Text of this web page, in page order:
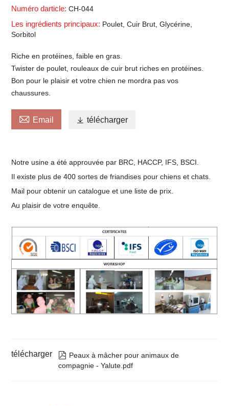
Numéro darticle:CH-044
Les ingrédients principaux: Poulet, Cuir Brut, Glycérine,
Sorbitol
Riche en protéines, faible en gras.
Twister de poulet, rouleaux de cuir brut riches en protéines.
Bon pour le plaisir et votre chien ne mordra pas vos
chaussures.
 Email  télécharger
Notre usine a été approuvée par BRC, HACCP, IFS, BSCI.
Il existe plus de 400 sortes de friandises pour chiens et chats.
Mail pour obtenir un catalogue et une liste de prix.
Au plaisir de votre enquête.
télécharger  Peaux à mâcher pour animaux de
compagnie - Yalute.pdf